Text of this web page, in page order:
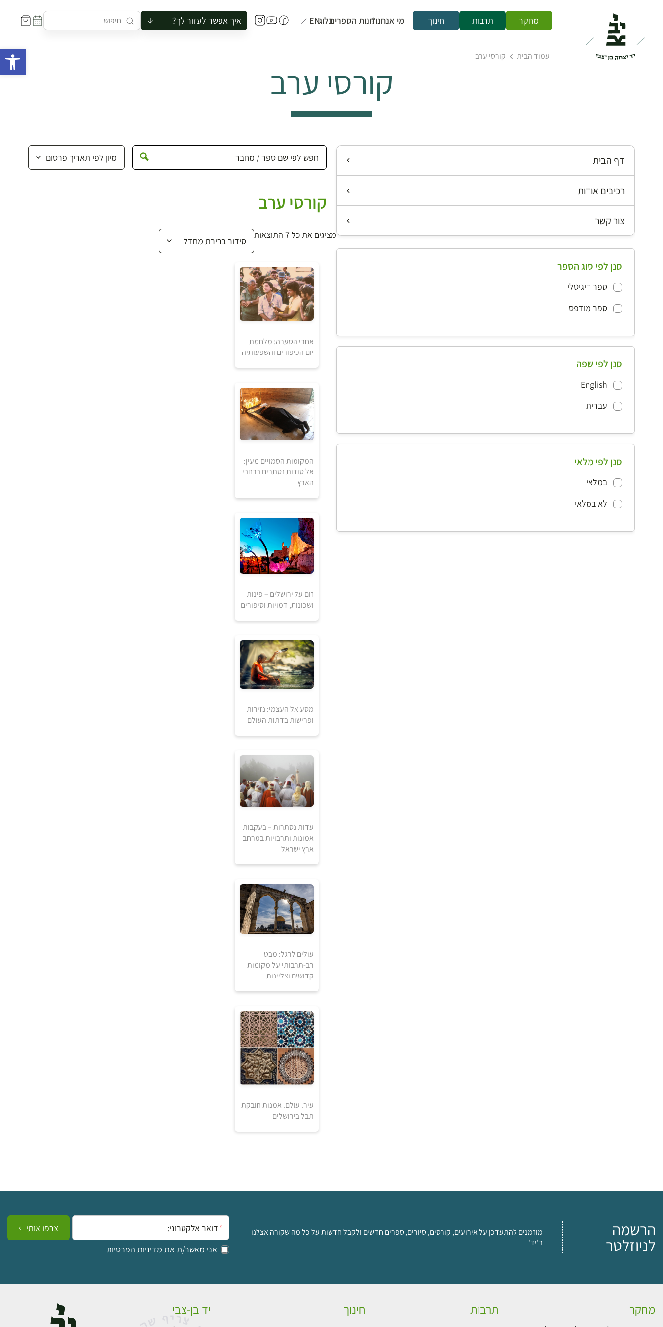
מחקר תרבות חינוך מי אנחנו?חנות הספריםבלוגEN איך אפשר לעזור לך?
להזמין סיור לקבוצה
לתאם ביקור בצריף
עמוד הבית קורסי ערב
קורסי ערב
דף הבית
רכיבים אודות
צור קשר
סנן לפי סוג הספר
ספר דיגיטלי
ספר מודפס
סנן לפי שפה
English
עברית
סנן לפי מלאי
במלאי
לא במלאי
קורסי ערב
מציגים את כל ⁦7⁩ התוצאות
235
למידע ולרכישה
אחרי הסערה: מלחמת
יום הכיפורים והשפעותיה
1
₪
המקומות הסמויים מעין:
אל סודות נסתרים ברחבי
הארץ
1
₪
640
₪
למידע ולרכישה
זום על ירושלים – פינות
ושכונות, דמויות וסיפורים
1
₪
240
₪
מסע אל העצמי: נזירות
ופרישות בדתות העולם
1
₪
עדות נסתרות – בעקבות
אמונות ותרבויות במרחב
ארץ ישראל
1
₪
240
עולים לרגל: מבט
רב-תרבותי על מקומות
קדושים וצליינות
1
385
למידע ולרכישה
עיר. עולם. אמנות חובקת
תבל בירושלים
הרשמה
לניוזלטר
מוזמנים להתעדכן על אירועים, קורסים, סיורים, ספרים חדשים ולקבל חדשות על כל מה שקורה אצלנו
ב'יד'
אימייל:
אני מאשר/ת את מדיניות הפרטיות
צרפו אותי
מחקר תרבות חינוך יד בן-צבי